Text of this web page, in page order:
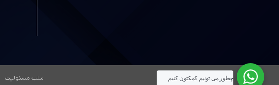
سلب مسئولیت چطور می تونيم کمکتون کنيم